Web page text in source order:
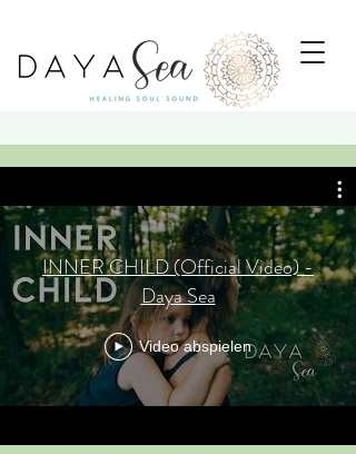
INNER CHILD (Official Video) -
Daya Sea
Video abspielen